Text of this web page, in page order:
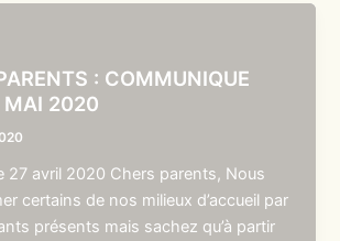
: COMMUNIQUE
MAI 2020
27 avril 2020 Chers parents, Nous
certains de nos milieux d’accueil par
présents mais sachez qu’à partir